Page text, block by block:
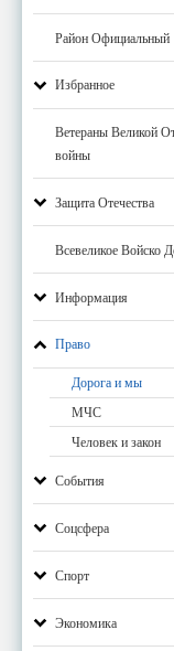
Район Официальный
Избранное
Ветераны Великой
войны
Защита Отечества
Всевеликое Войско
Информация
Право
Дорога и мы
МЧС
Человек и закон
События
Соцсфера
Спорт
Экономика